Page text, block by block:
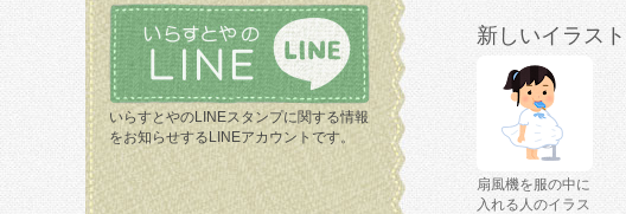
いらすとやのLINEスタンプに関する情報
をお知らせするLINEアカウントです。
新しいイラスト
扇風機を服の中に
入れる人のイラス